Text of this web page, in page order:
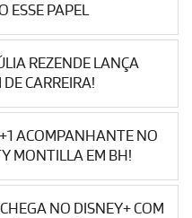
ESSE PAPEL
REZENDE LANÇA
CARREIRA!
ACOMPANHANTE NO
MONTILLA EM BH!
NO DISNEY+ COM